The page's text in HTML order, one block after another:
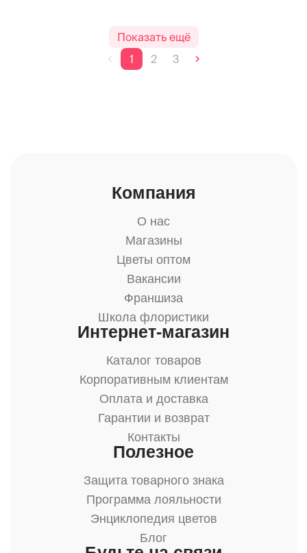
Показать ещё
1
2 3
Компания
О нас
Магазины
Цветы оптом
Вакансии
Франшиза
Школа флористики
Интернет-магазин
Каталог товаров
Корпоративным клиентам
Оплата и доставка
Гарантии и возврат
Контакты
Полезное
Защита товарного знака
Программа лояльности
Энциклопедия цветов
Блог